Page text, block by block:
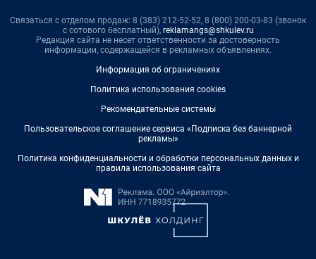
Связаться с отделом продаж: 8 (383) 212-52-52, 8 (800) 200-03-83 (звонок
с сотового бесплатный), reklamangs@shkulev.ru
Редакция сайта не несет ответственности за достоверность
информации, содержащейся в рекламных объявлениях.
Информация об ограничениях
Политика использования cookies
Рекомендательные системы
Пользовательское соглашение сервиса «Подписка без баннерной
рекламы»
Политика конфиденциальности и обработки персональных данных и
правила использования сайта